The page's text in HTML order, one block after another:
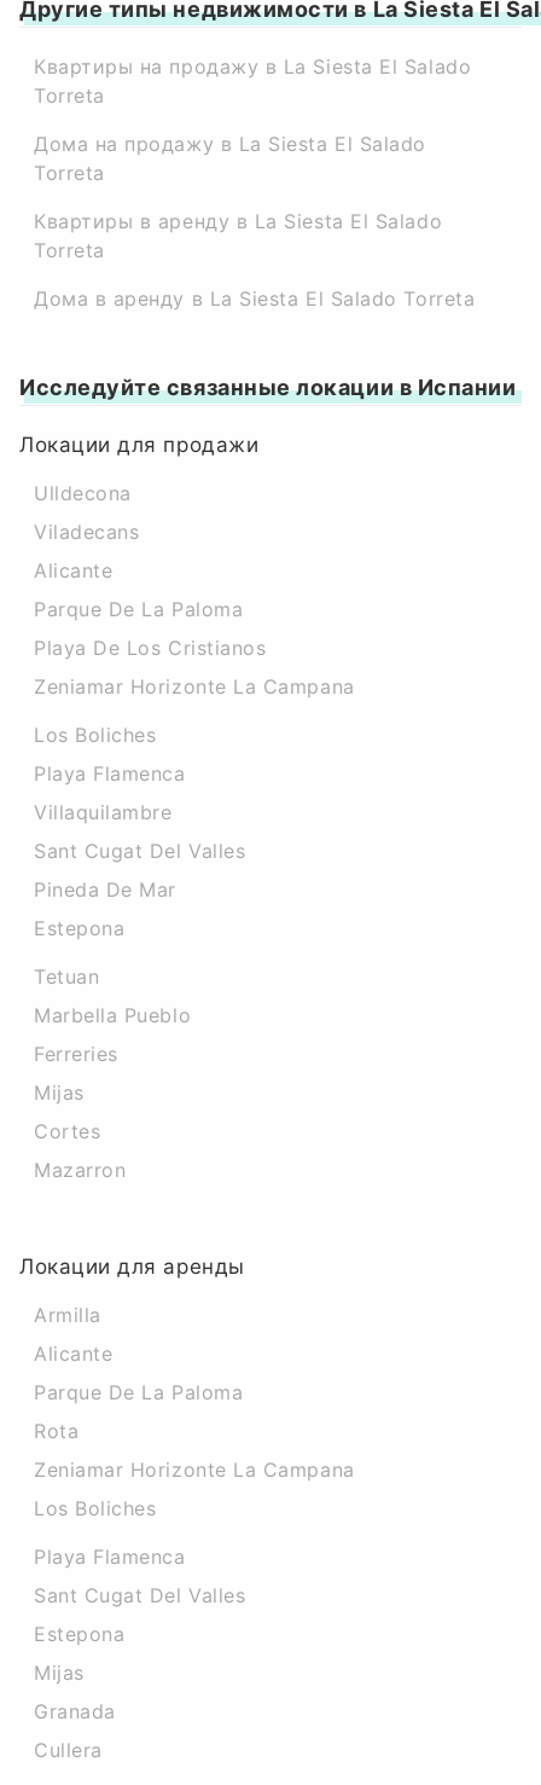
Другие типы недвижимости в La Siesta El
Квартиры на продажу в La Siesta El Salado
Torreta
Дома на продажу в La Siesta El Salado
Torreta
Квартиры в аренду в La Siesta El Salado
Torreta
Дома в аренду в La Siesta El Salado Torreta
Исследуйте связанные локации в Испании
Локации для продажи
Ulldecona
Viladecans
Alicante
Parque De La Paloma
Playa De Los Cristianos
Zeniamar Horizonte La Campana
Los Boliches
Playa Flamenca
Villaquilambre
Sant Cugat Del Valles
Pineda De Mar
Estepona
Tetuan
Marbella Pueblo
Ferreries
Mijas
Cortes
Mazarron
Локации для аренды
Armilla
Alicante
Parque De La Paloma
Rota
Zeniamar Horizonte La Campana
Los Boliches
Playa Flamenca
Sant Cugat Del Valles
Estepona
Mijas
Granada
Cullera